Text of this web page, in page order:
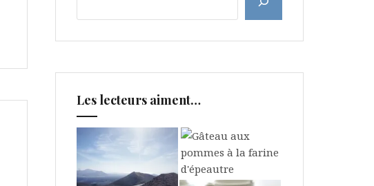
Les lecteurs aiment…